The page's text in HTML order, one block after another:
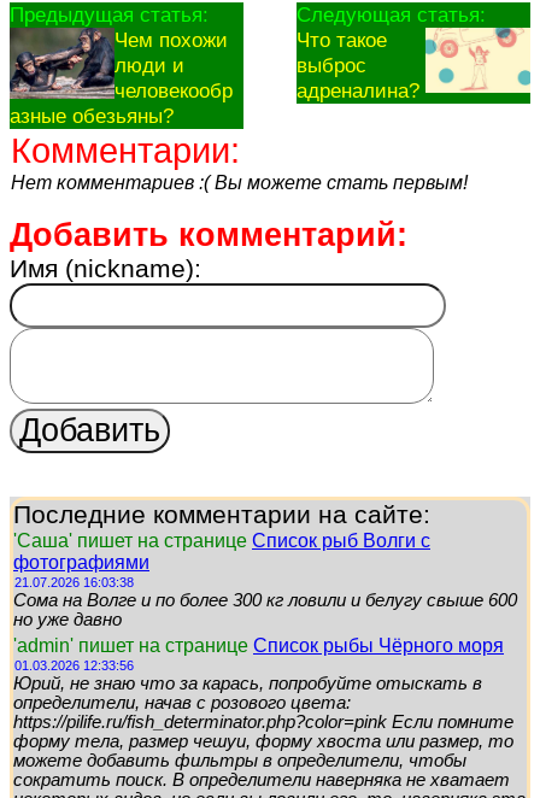
Предыдущая статья:
Чем похожи
люди и
человекообр
азные обезьяны?
Следующая статья:
Что такое
выброс
адреналина?
Комментарии:
Нет комментариев :( Вы можете стать первым!
Добавить комментарий:
Имя (nickname):
Последние комментарии на сайте:
'Саша' пишет на странице Список рыб Волги с
фотографиями
21.07.2026 16:03:38
Сома на Волге и по более 300 кг ловили и белугу свыше 600
но уже давно
'admin' пишет на странице Список рыбы Чёрного моря
01.03.2026 12:33:56
Юрий, не знаю что за карась, попробуйте отыскать в
определители, начав с розового цвета:
https://pilife.ru/fish_determinator.php?color=pink Если помните
форму тела, размер чешуи, форму хвоста или размер, то
можете добавить фильтры в определители, чтобы
сократить поиск. В определители наверняка не хватает